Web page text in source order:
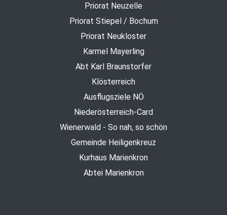
Priorat Neuzelle
Priorat Stiepel / Bochum
Priorat Neukloster
Karmel Mayerling
Abt Karl Braunstorfer
Klösterreich
Ausflugsziele NÖ
Niederösterreich-Card
Wienerwald - So nah, so schön
Gemeinde Heiligenkreuz
Kurhaus Marienkron
Abtei Marienkron